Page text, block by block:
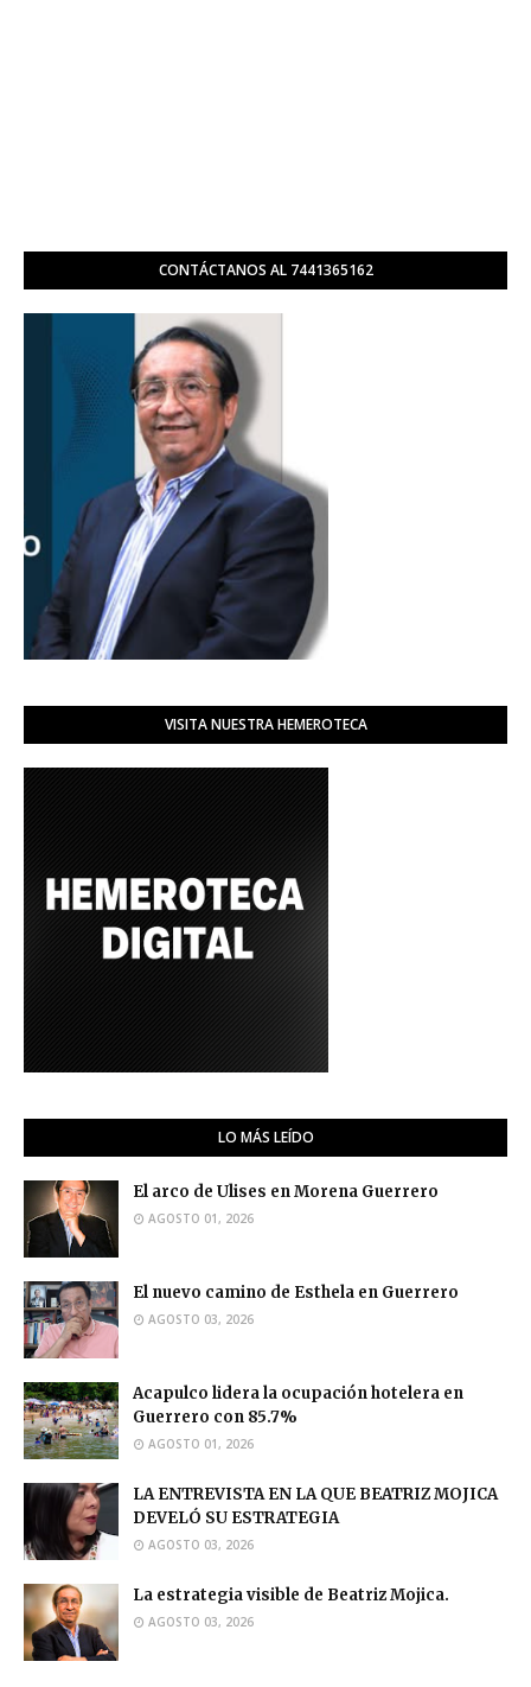
CONTÁCTANOS AL 7441365162
VISITA NUESTRA HEMEROTECA
LO MÁS LEÍDO
El arco de Ulises en Morena Guerrero
AGOSTO 01, 2026
El nuevo camino de Esthela en Guerrero
AGOSTO 03, 2026
Acapulco lidera la ocupación hotelera en
Guerrero con 85.7%
AGOSTO 01, 2026
LA ENTREVISTA EN LA QUE BEATRIZ MOJICA
DEVELÓ SU ESTRATEGIA
AGOSTO 03, 2026
La estrategia visible de Beatriz Mojica.
AGOSTO 03, 2026